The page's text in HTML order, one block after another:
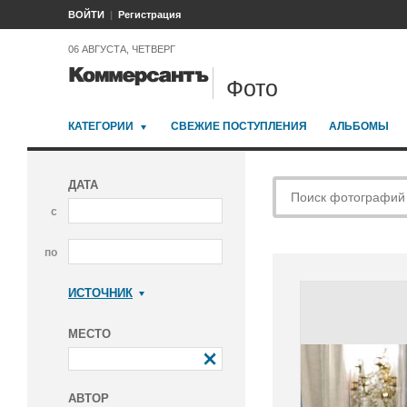
ВОЙТИ Регистрация
06 АВГУСТА, ЧЕТВЕРГ
Фото
КАТЕГОРИИ СВЕЖИЕ ПОСТУПЛЕНИЯ АЛЬБОМЫ
ДАТА
с
по
ИСТОЧНИК
МЕСТО
АВТОР